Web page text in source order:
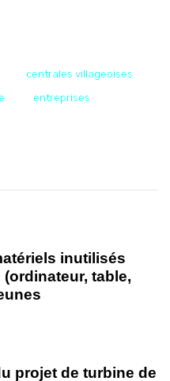
centrales villageoises
entreprises
inutilisés
table,
projet de turbine de